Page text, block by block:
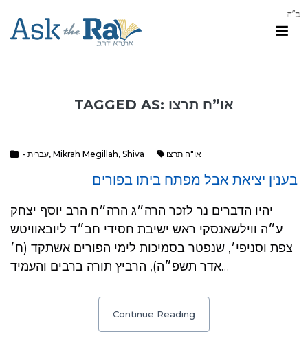
TAGGED AS: או”ח תרצו
- עברית, Mikrah Megillah, Shiva או"ח תרצו
בענין יציאת אבל מפתח ביתו בפורים
יהיו הדברים נר לזכר הרה״ג הרה״ח הרב יוסף יצחק
ע״ה ווילשאנסקי ראש ישיבת חסידי חב״ד ליובאוויטש
צפת וסניפי׳, שנפטר בסמיכות לימי הפורים אשתקד (ח׳
אדר תשפ״ה), הרביץ תורה ברבים והעמיד…
Continue Reading